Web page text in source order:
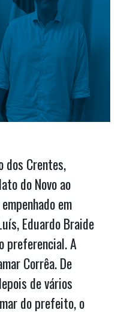
dos Crentes,
do Novo ao
em
Eduardo Braide
preferencial. A
Corrêa. De
de vários
do prefeito, o